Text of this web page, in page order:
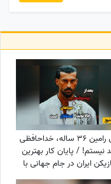
من رامین 36 ساله، خداحافظی
نیستم! / پایان کار بهترین
ایران در جام جهانی با
استقلال تهران